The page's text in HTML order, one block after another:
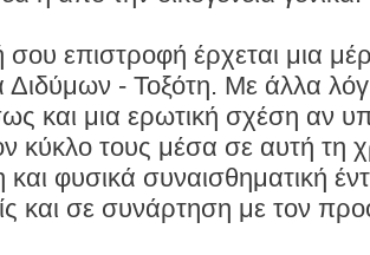
σου επιστροφή έρχεται μια
Διδύμων - Τοξότη. Με άλλα
και μια ερωτική σχέση αν
κύκλο τους μέσα σε αυτή τη
φυσικά συναισθηματική
και σε συνάρτηση με τον